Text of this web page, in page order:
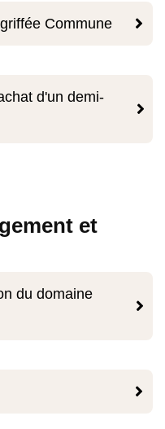

Commune

d'un demi-
et

du domaine
